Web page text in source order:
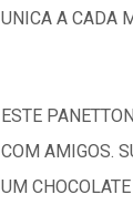
UNICA A CADA
ESTE
COM AMIGOS.
UM